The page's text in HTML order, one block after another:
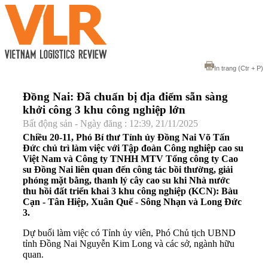
In trang (Ctr + P)
Đồng Nai: Đã chuẩn bị địa điểm sẵn sàng
khởi công 3 khu công nghiệp lớn
Bất động sản - Ngày đăng : 12:39, 21/11/2025
Chiều 20-11, Phó Bí thư Tỉnh ủy Đồng Nai Võ Tấn
Đức chủ trì làm việc với Tập đoàn Công nghiệp cao su
Việt Nam và Công ty TNHH MTV Tổng công ty Cao
su Đồng Nai liên quan đến công tác bồi thường, giải
phóng mặt bằng, thanh lý cây cao su khi Nhà nước
thu hồi đất triển khai 3 khu công nghiệp (KCN): Bàu
Cạn - Tân Hiệp, Xuân Quế - Sông Nhạn và Long Đức
3.
Dự buổi làm việc có Tỉnh ủy viên, Phó Chủ tịch UBND
tỉnh Đồng Nai Nguyễn Kim Long và các sở, ngành hữu
quan.